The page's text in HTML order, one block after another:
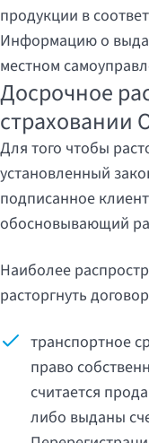
продукции в
Информацию о
местном
Досрочное
страховании
Для того чтобы
установленный
подписанное
обосновывающий
Наиболее
расторгнуть
транспортное
право
считается
либо выданы